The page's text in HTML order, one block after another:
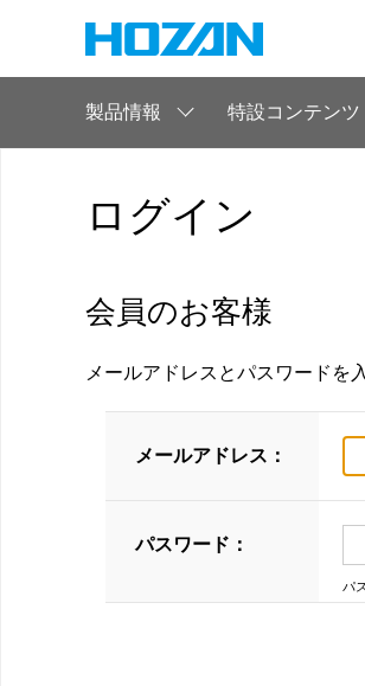
製品情報 特設コンテンツ
ログイン
会員のお客様
メールアドレスとパスワードを
メールアドレス：
パスワード：
パ